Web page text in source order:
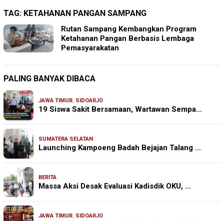
TAG: KETAHANAN PANGAN SAMPANG
Rutan Sampang Kembangkan Program
Ketahanan Pangan Berbasis Lembaga
Pemasyarakatan
PALING BANYAK DIBACA
JAWA TIMUR, SIDOARJO
19 Siswa Sakit Bersamaan, Wartawan Sempa…
SUMATERA SELATAN
Launching Kampoeng Badah Bejajan Talang …
BERITA
Massa Aksi Desak Evaluasi Kadisdik OKU, …
JAWA TIMUR, SIDOARJO